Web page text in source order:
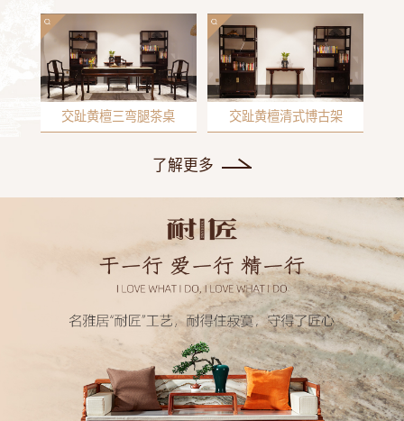
交趾黄檀三弯腿茶桌 交趾黄檀清式博古架
了解更多